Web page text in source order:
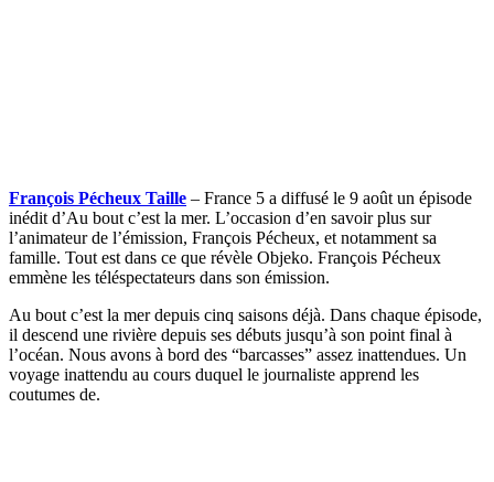
François Pécheux Taille – France 5 a diffusé le 9 août un épisode
inédit d’Au bout c’est la mer. L’occasion d’en savoir plus sur
l’animateur de l’émission, François Pécheux, et notamment sa
famille. Tout est dans ce que révèle Objeko. François Pécheux
emmène les téléspectateurs dans son émission.
Au bout c’est la mer depuis cinq saisons déjà. Dans chaque épisode,
il descend une rivière depuis ses débuts jusqu’à son point final à
l’océan. Nous avons à bord des “barcasses” assez inattendues. Un
voyage inattendu au cours duquel le journaliste apprend les
coutumes de.